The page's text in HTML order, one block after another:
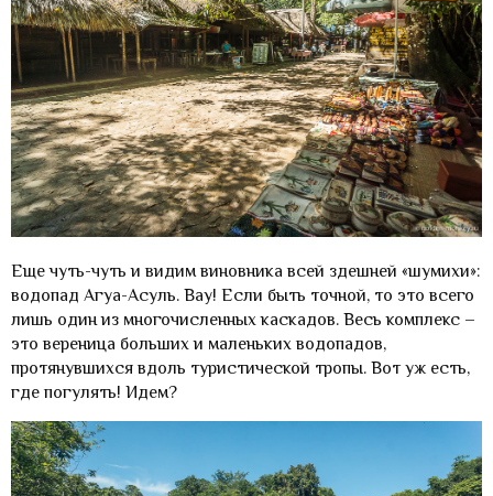
Еще чуть-чуть и видим виновника всей здешней «шумихи»:
водопад Агуа-Асуль. Вау! Если быть точной, то это всего
лишь один из многочисленных каскадов. Весь комплекс –
это вереница больших и маленьких водопадов,
протянувшихся вдоль туристической тропы. Вот уж есть,
где погулять! Идем?